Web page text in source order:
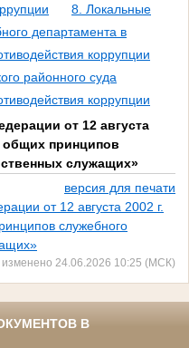
8. Локальные
департамента в
коррупции
районного суда
коррупции
от 12 августа
общих принципов
служащих»
версия для печати
от 12 августа 2002 г.
служебного
24.06.2026 10:25 (МСК)
В